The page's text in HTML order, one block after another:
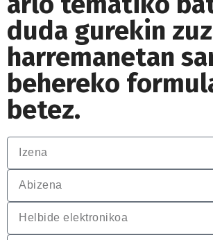
duda gurekin
harremanetan
behereko
betez.